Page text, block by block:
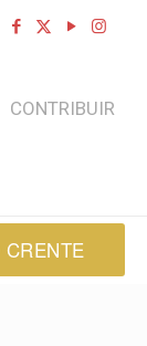
CONTRIBUIR